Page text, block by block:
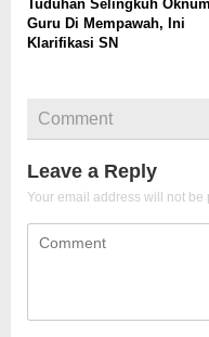
Tuduhan Selingkuh Oknum
Guru Di Mempawah, Ini
Klarifikasi SN
Comment
Leave a Reply
Your email address will not be